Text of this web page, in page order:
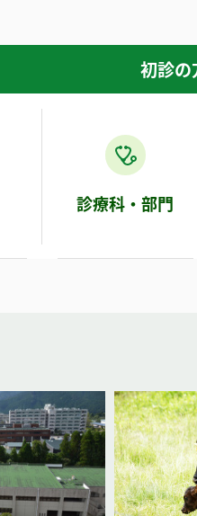
初診の
診療科・部門